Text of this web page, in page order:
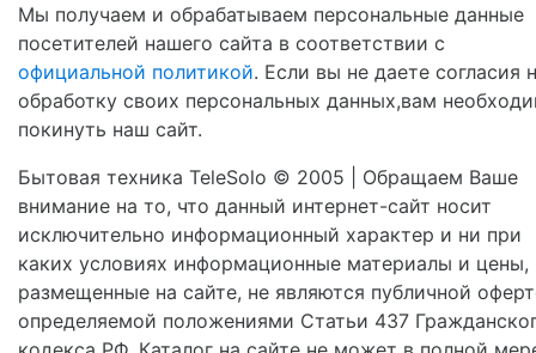
Мы получаем и обрабатываем персональные данные
посетителей нашего сайта в соответствии с
официальной политикой. Если вы не даете согласия
обработку своих персональных данных,вам
покинуть наш сайт.
Бытовая техника TeleSolo © 2005 | Обращаем Ваше
внимание на то, что данный интернет-сайт носит
исключительно информационный характер и ни при
каких условиях информационные материалы и цены,
размещенные на сайте, не являются публичной
определяемой положениями Статьи 437